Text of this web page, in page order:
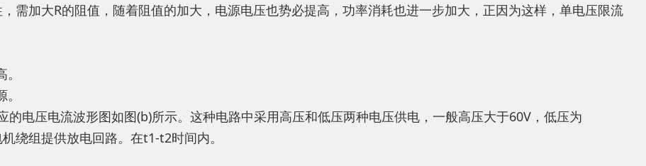
需加大R的阻值，随着阻值的加大，电源电压也势必提高，功率消耗也进一步加大，正因为这样，单电压限流
电压电流波形图如图(b)所示。这种电路中采用高压和低压两种电压供电，一般高压大于60V，低压为
绕组提供放电回路。在t1-t2时间内。